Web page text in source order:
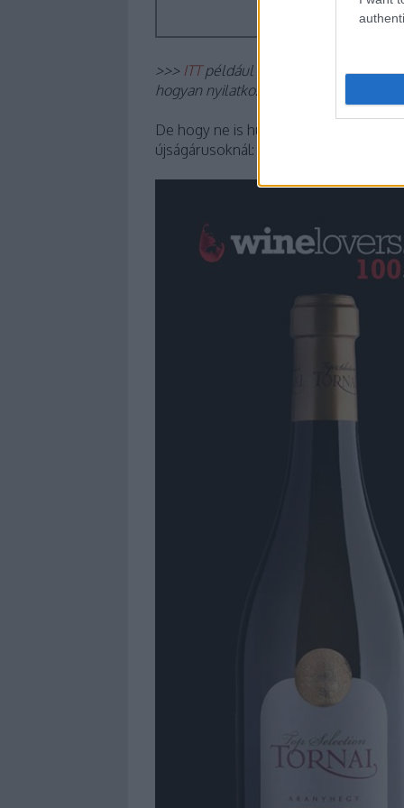
>>> ITTpéldául elolvashatjátok, hogy
hogyan nyilatkozott az első kóstolási
De hogy ne is húzzuk tovább az időt,
újságárusoknál: